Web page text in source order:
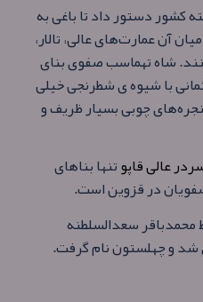
کشور دستور داد تا باغی به
آن عمارت‌های عالی، تالار،
شاه تهماسب صفوی بنای
با شیوه ی شطرنجی خیلی
چوبی بسیار ظریف و
عالی قاپوتنها بناهای
در قزوین است.
محمدباقر سعدالسلطنه
شد و چهلستون نام گرفت.